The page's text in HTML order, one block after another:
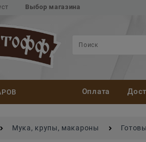
Выбор магазина
Оплата
Мука, крупы, макароны